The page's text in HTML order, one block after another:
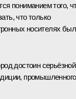
пониманием того,
что только
носителях
достоин серьёзной
промышленного